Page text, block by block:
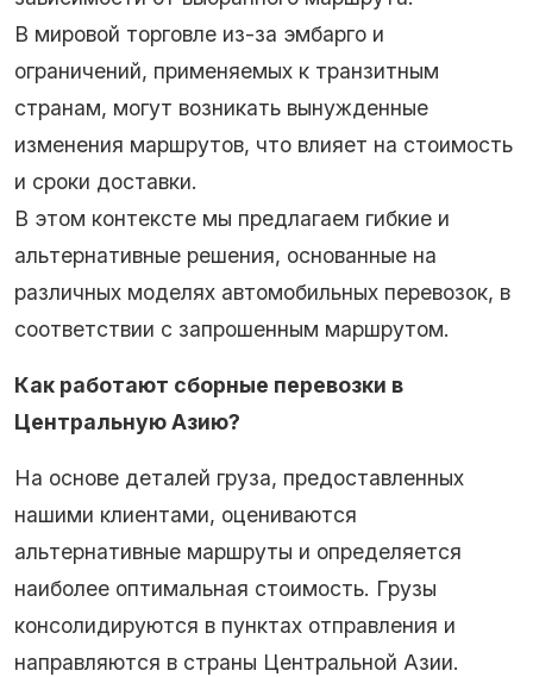
В мировой торговле из-за эмбарго и
ограничений, применяемых к транзитным
странам, могут возникать вынужденные
изменения маршрутов, что влияет на стоимость
и сроки доставки.
В этом контексте мы предлагаем гибкие и
альтернативные решения, основанные на
различных моделях автомобильных перевозок, в
соответствии с запрошенным маршрутом.
Как работают сборные перевозки в
Центральную Азию?
На основе деталей груза, предоставленных
нашими клиентами, оцениваются
альтернативные маршруты и определяется
наиболее оптимальная стоимость. Грузы
консолидируются в пунктах отправления и
направляются в страны Центральной Азии.